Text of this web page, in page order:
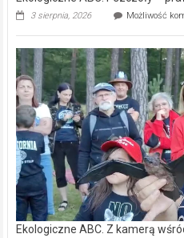
3 sierpnia, 2026 Możliwość
Ekologiczne ABC. Z kamerą